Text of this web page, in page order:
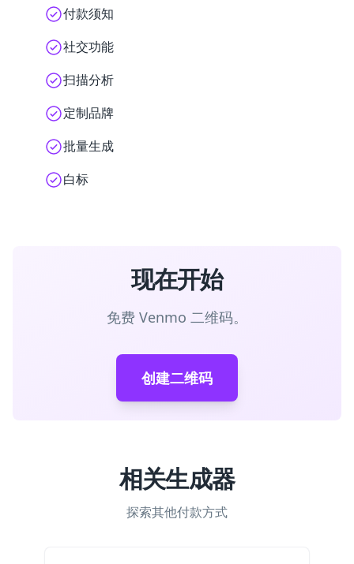
付款须知
社交功能
扫描分析
定制品牌
批量生成
白标
现在开始
免费 Venmo 二维码。
创建二维码
相关生成器
探索其他付款方式